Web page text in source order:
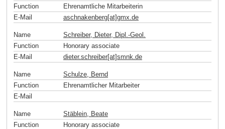
Function
Ehrenamtliche Mitarbeiterin
E-Mail
aschnakenberg[at]gmx.de
Name
Schreiber, Dieter, Dipl.-Geol.
Function
Honorary associate
E-Mail
dieter.schreiber[at]smnk.de
Name
Schulze, Bernd
Function
Ehrenamtlicher Mitarbeiter
E-Mail
Name
Stäblein, Beate
Function
Honorary associate